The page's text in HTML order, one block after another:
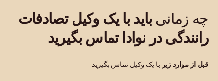
چه زمانی باید با یک وکیل تصادفات
رانندگی در نوادا تماس بگیرید
قبل از موارد زیر با یک وکیل تماس بگیرید: